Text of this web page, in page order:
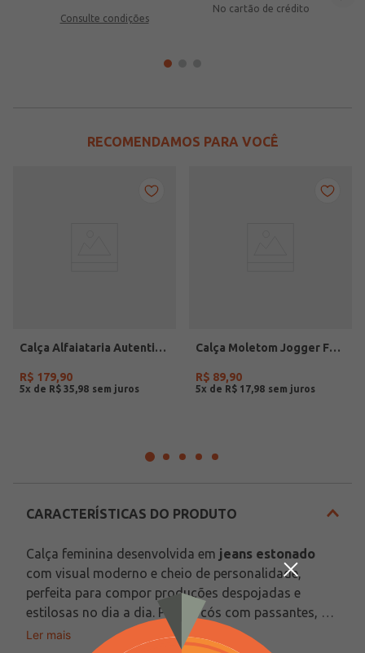
Consulte condições
No cartão de crédito
RECOMENDAMOS PARA VOCÊ
Calça Alfaiataria Autentique Plus Size Feminina CINZA
R$ 179,90
5x de R$ 35 98
Calça Moletom Jogger Feminina TELHA
R$ 89,90
5x de R$ 17 98
CARACTERÍSTICAS DO PRODUTO
Calça feminina desenvolvida em jeans estonado
com visual moderno e cheio de personalidade,
perfeita para compor produções despojadas e
estilosas no dia a dia. Possui cós com passantes,
cintura alta, fechamento frontal por zíper e botão
Tecido: Jeans Estonado
Ler mais